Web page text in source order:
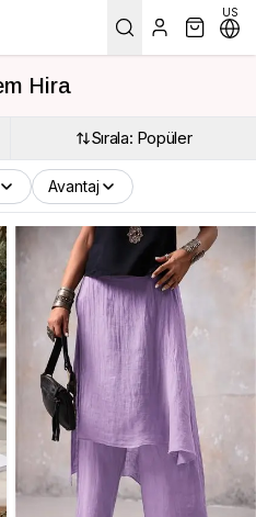
US
Hira
Sırala: Popüler
Avantaj